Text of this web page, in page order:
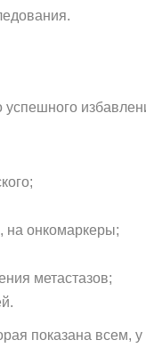
на онкомаркеры;
метастазов;
показана всем,